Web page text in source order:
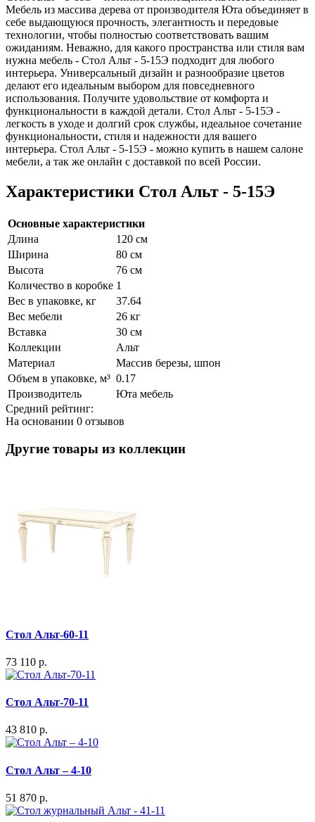
Мебель из массива дерева от производителя Юта объединяет в
себе выдающуюся прочность, элегантность и передовые
технологии, чтобы полностью соответствовать вашим
ожиданиям. Неважно, для какого пространства или стиля вам
нужна мебель - Стол Альт - 5-15Э подходит для любого
интерьера. Универсальный дизайн и разнообразие цветов
делают его идеальным выбором для повседневного
использования. Получите удовольствие от комфорта и
функциональности в каждой детали. Стол Альт - 5-15Э -
легкость в уходе и долгий срок службы, идеальное сочетание
функциональности, стиля и надежности для вашего
интерьера. Стол Альт - 5-15Э - можно купить в нашем салоне
мебели, а так же онлайн с доставкой по всей России.
Характеристики Стол Альт - 5-15Э
Основные характеристики
Длина
120 см
Ширина
80 см
Высота
76 см
Количество в коробке 1
Вес в упаковке, кг
37.64
Вес мебели
26 кг
Вставка
30 см
Коллекции
Альт
Материал
Массив березы, шпон
Объем в упаковке, м³ 0.17
Производитель
Юта мебель
Средний рейтинг:
На основании 0 отзывов
Другие товары из коллекции
Стол Альт-60-11
73 110 р.
Стол Альт-70-11
43 810 р.
Стол Альт – 4-10
51 870 р.